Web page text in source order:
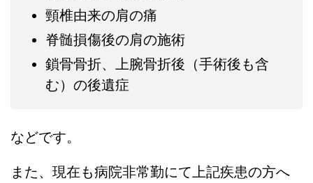
頸椎由来の肩の痛
脊髄損傷後の肩の施術
鎖骨骨折、上腕骨折後（手術後も含
む）の後遺症
などです。
また、現在も病院非常勤にて上記疾患の方へ